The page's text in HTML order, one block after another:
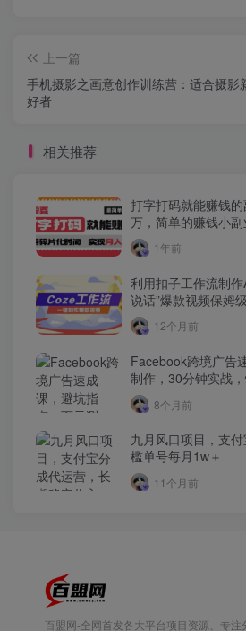
上一篇
手机摄影之画意创作训练营：适合摄
好者
相关推荐
打字打码就能赚钱
万，简单的赚钱小副
1年前
利用扣子工作流制
说话”爆款视频保姆
12个月前
Facebook跨境广告
制作，30分钟实战
8个月前
九月风口项目，支
槛单号每月1w＋
11个月前
百盟网-全网首发各大平台项目资源、专注